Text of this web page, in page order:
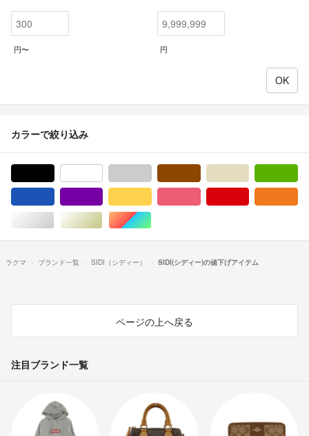
円〜 円
カラーで絞り込み
シルバー/銀色系ゴールド/金色系マルチカラー
ラクマ ブランド一覧 SIDI（シディー） SIDI(シディー)の値下げアイテム
ページの上へ戻る
注目ブランド一覧